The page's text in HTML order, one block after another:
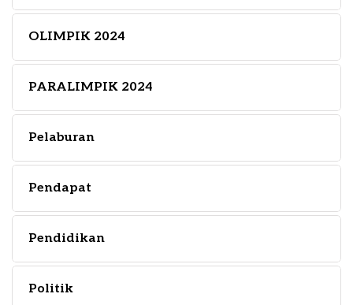
OLIMPIK 2024
PARALIMPIK 2024
Pelaburan
Pendapat
Pendidikan
Politik